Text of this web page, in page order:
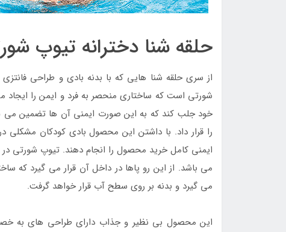
حلقه شنا دخترانه تیوپ
از سری حلقه شنا هایی که با بدنه بادی و طراحی
شورتی است که ساختاری منحصر به فرد و ایمن را ایجاد
خود جلب کند که به این صورت ایمنی آن ها تضمین می
را قرار داد. با داشتن این محصول بادی کودکان
ایمنی کامل خرید محصول را انجام دهند. تیوپ شورتی در
می باشد. از این رو پاها در داخل آن قرار می گیرد که
می گیرد و بدنه بر روی سطح آب قرار خواهد گرفت.
این محصول بی نظیر و جذاب دارای طراحی های به